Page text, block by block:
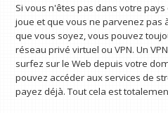
Si vous n'êtes pas dans votre
joue et que vous ne parvenez pas
que vous soyez, vous pouvez
réseau privé virtuel ou VPN. Un
surfez sur le Web depuis votre
pouvez accéder aux services de
payez déjà. Tout cela est